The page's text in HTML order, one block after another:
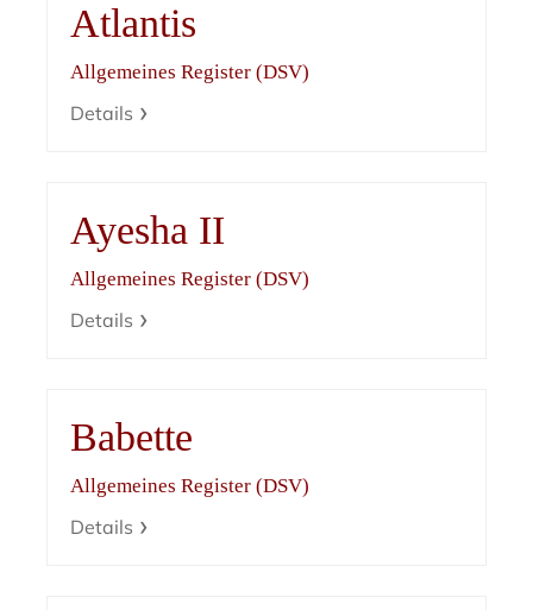
Atlantis
Allgemeines Register (DSV)
Details
Ayesha II
Allgemeines Register (DSV)
Details
Babette
Allgemeines Register (DSV)
Details